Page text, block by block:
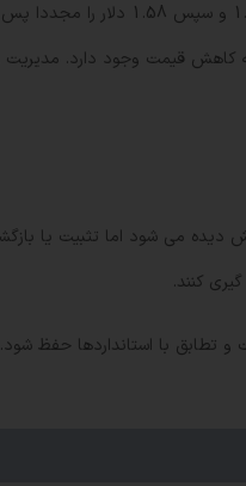
در کوتاه مدت احتمال تثبیت نزدیک به محدوده 1.46 دلار وجود دارد اما تردیدهای فنی باقی است تا زمانی که قیمت نتواند
کاهش قیمت وجود دارد.
دیده می شود اما تثبیت یا
کنند.
با استانداردها حفظ شود.